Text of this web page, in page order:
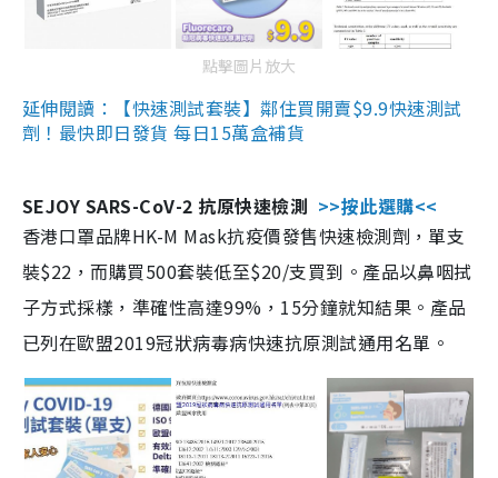
點擊圖片放大
延伸閱讀：【快速測試套裝】鄰住買開賣$9.9快速測試
劑！最快即日發貨 每日15萬盒補貨
SEJOY SARS-CoV-2 抗原快速檢測 >>按此選購<<
香港口罩品牌HK-M Mask抗疫價發售快速檢測劑，單支
裝$22，而購買500套裝低至$20/支買到。產品以鼻咽拭
子方式採樣，準確性高達99%，15分鐘就知結果。產品
已列在歐盟2019冠狀病毒病快速抗原測試通用名單。